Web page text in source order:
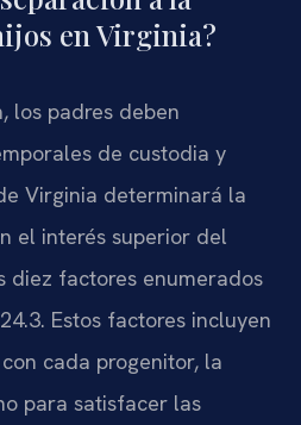
en Virginia?
los padres deben
de custodia y
Virginia determinará la
el interés superior del
diez factores enumerados
Estos factores incluyen
cada progenitor, la
para satisfacer las